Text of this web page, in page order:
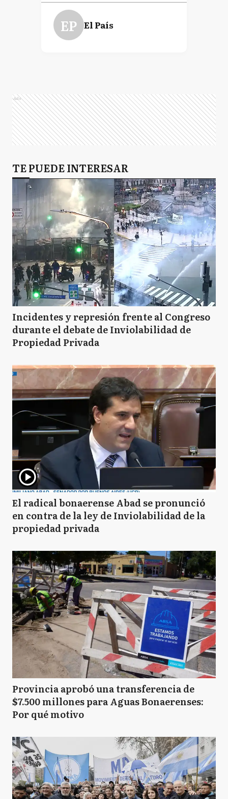
EP El País
Ads
TE PUEDE INTERESAR
Incidentes y represión frente al Congreso
durante el debate de Inviolabilidad de
Propiedad Privada
El radical bonaerense Abad se pronunció
en contra de la ley de Inviolabilidad de la
propiedad privada
Provincia aprobó una transferencia de
$7.500 millones para Aguas Bonaerenses:
Por qué motivo